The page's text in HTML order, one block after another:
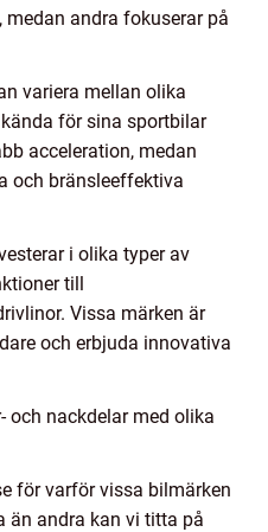
andra fokuserar på
variera mellan olika
för sina sportbilar
acceleration, medan
och bränsleeffektiva
i olika typer av
till
Vissa märken är
och erbjuda innovativa
och nackdelar med olika
för varför vissa bilmärken
än andra kan vi titta på